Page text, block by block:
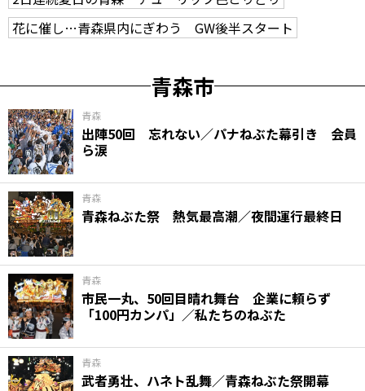
花に催し…青森県内にぎわう GW後半スタート
青森市
青森
出陣50回 忘れない／パナねぶた幕引き 会員
ら涙
青森
青森ねぶた祭 熱気最高潮／夜間運行最終日
青森
市民一丸、50回目晴れ舞台 企業に頼らず
「100円カンパ」／私たちのねぶた
青森
武者勇壮、ハネト乱舞／青森ねぶた祭開幕